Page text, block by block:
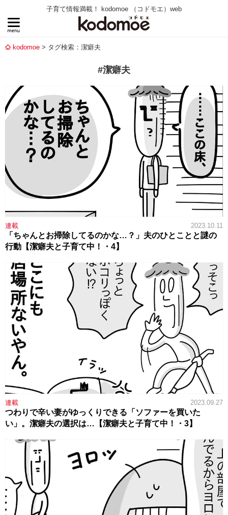
子育て情報満載！ kodomoe （コドモエ）web
kodomoe タグ検索：潔癖夫
#潔癖夫
連載 2023.10.11
「ちゃんとお掃除してるのかな…？」夫のひとことと謎の
行動【潔癖夫と子育て中！・4】
連載 2023.09.27
つわりで辛い妻がゆっくりできる「ソファーを買いた
い」。潔癖夫の選択は…【潔癖夫と子育て中！・3】